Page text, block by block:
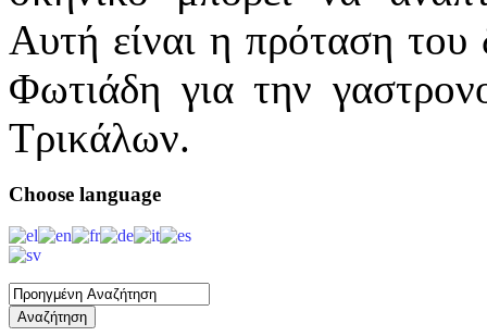
Αυτή είναι η πρόταση
Φωτιάδη για την
Τρικάλων.
Choose language